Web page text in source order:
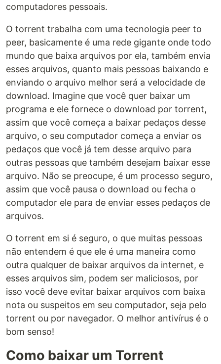
computadores pessoais.
O torrent trabalha com uma tecnologia peer to
peer, basicamente é uma rede gigante onde todo
mundo que baixa arquivos por ela, também envia
esses arquivos, quanto mais pessoas baixando e
enviando o arquivo melhor será a velocidade de
download. Imagine que você quer baixar um
programa e ele fornece o download por torrent,
assim que você começa a baixar pedaços desse
arquivo, o seu computador começa a enviar os
pedaços que você já tem desse arquivo para
outras pessoas que também desejam baixar esse
arquivo. Não se preocupe, é um processo seguro,
assim que você pausa o download ou fecha o
computador ele para de enviar esses pedaços de
arquivos.
O torrent em si é seguro, o que muitas pessoas
não entendem é que ele é uma maneira como
outra qualquer de baixar arquivos da internet, e
esses arquivos sim, podem ser maliciosos, por
isso você deve evitar baixar arquivos com baixa
nota ou suspeitos em seu computador, seja pelo
torrent ou por navegador. O melhor antivírus é o
bom senso!
Como baixar um Torrent